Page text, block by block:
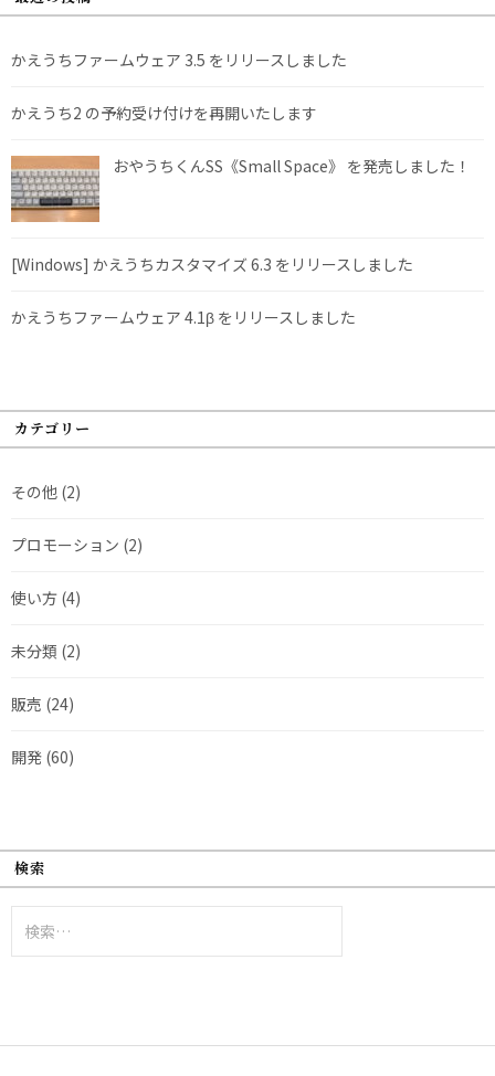
かえうちファームウェア 3.5 をリリースしました
かえうち2 の予約受け付けを再開いたします
おやうちくんSS《Small Space》 を発売しました！
[Windows] かえうちカスタマイズ 6.3 をリリースしました
かえうちファームウェア 4.1β をリリースしました
カテゴリー
その他 (2)
プロモーション (2)
使い方 (4)
未分類 (2)
販売 (24)
開発 (60)
検索
索: